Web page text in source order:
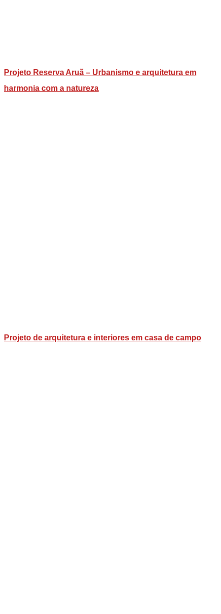
Projeto Reserva Aruã – Urbanismo e arquitetura em
harmonia com a natureza​
Projeto de arquitetura e interiores em casa de campo